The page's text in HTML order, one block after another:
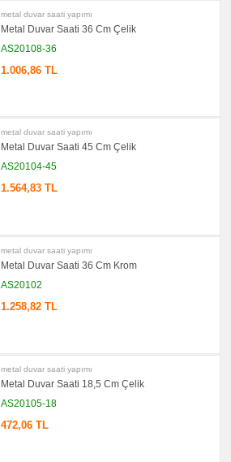
metal duvar saati yapımı
Metal Duvar Saati 36 Cm Çelik
AS20108-36
1.006,86 TL
metal duvar saati yapımı
Metal Duvar Saati 45 Cm Çelik
AS20104-45
1.564,83 TL
metal duvar saati yapımı
Metal Duvar Saati 36 Cm Krom
AS20102
1.258,82 TL
metal duvar saati yapımı
Metal Duvar Saati 18,5 Cm Çelik
AS20105-18
472,06 TL